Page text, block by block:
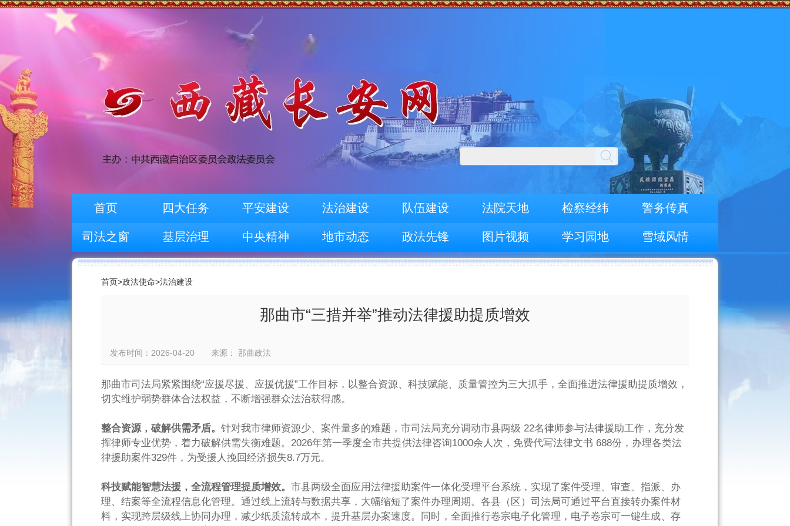
首页 四大任务 平安建设 法治建设 队伍建设 法院天地 检察经纬 警务传真
司法之窗 基层治理 中央精神 地市动态 政法先锋 图片视频 学习园地 雪域风情
首页>政法使命>法治建设
那曲市“三措并举”推动法律援助提质增效
发布时间：2026-04-20 来源： 那曲政法
那曲市司法局紧紧围绕“应援尽援、应援优援”工作目标，以整合资源、科技赋能、质量管控为三大抓手，全面推进法律援助提质增效，
切实维护弱势群体合法权益，不断增强群众法治获得感。
整合资源，破解供需矛盾。 针对我市律师资源少、案件量多的难题，市司法局充分调动市县两级 22名律师参与法律援助工作，充分发
挥律师专业优势，着力破解供需失衡难题。2026年第一季度全市共提供法律咨询1000余人次，免费代写法律文书 688份，办理各类法
律援助案件329件，为受援人挽回经济损失8.7万元。
科技赋能智慧法援，全流程管理提质增效。 市县两级全面应用法律援助案件一体化受理平台系统，实现了案件受理、审查、指派、办
理、结案等全流程信息化管理。通过线上流转与数据共享，大幅缩短了案件办理周期。各县（区）司法局可通过平台直接转办案件材
料，实现跨层级线上协同办理，减少纸质流转成本，提升基层办案速度。同时，全面推行卷宗电子化管理，电子卷宗可一键生成、存